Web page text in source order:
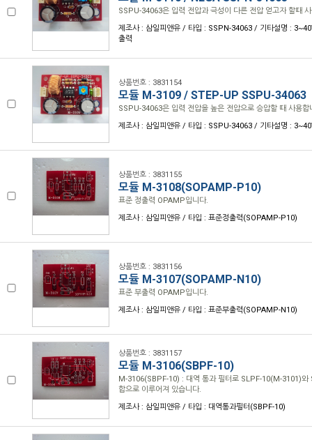
SSPU-34063은 입력 전압과 극성이 다른 전압 얻고자 할때
제조사 : 삼일피앤유 / 타입 : SSPN-34063 / 기타설명 :
출력
상품번호 : 3831154
모듈 M-3109 / STEP-UP SSPU-34063
SSPU-34063은 입력 전압을 높은 전압으로 승압할 때 사용합
제조사 : 삼일피앤유 / 타입 : SSPU-34063 / 기타설명 :
상품번호 : 3831155
모듈 M-3108(SOPAMP-P10)
표준 정출력 OPAMP입니다.
제조사 : 삼일피앤유 / 타입 : 표준정출력(SOPAMP-P10)
상품번호 : 3831156
모듈 M-3107(SOPAMP-N10)
표준 부출력 OPAMP입니다.
제조사 : 삼일피앤유 / 타입 : 표준부출력(SOPAMP-N10)
상품번호 : 3831157
모듈 M-3106(SBPF-10)
M-3106(SBPF-10) : 대역 통과 필터로 SLPF-10(M-3101)
합으로 이루어져 있습니다.
제조사 : 삼일피앤유 / 타입 : 대역통과필터(SBPF-10)